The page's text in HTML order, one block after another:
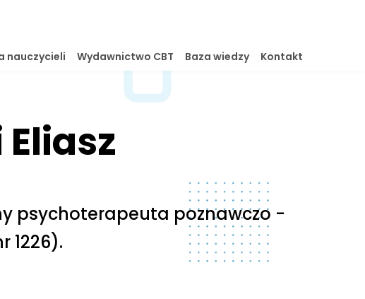
nauczycieli Wydawnictwo CBT Baza wiedzy Kontakt
psychoterapeuta poznawczo -
1226).